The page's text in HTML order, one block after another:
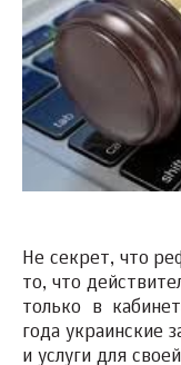
Не секрет, что
то, что
только в
года украинские
и услуги для